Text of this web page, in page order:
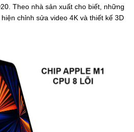
Theo nhà sản xuất cho biết, những
chỉnh sửa video 4K và thiết kế 3D